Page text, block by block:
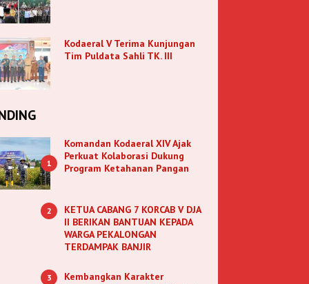
Kodaeral V Terima Kunjungan
Tim Puldata Sahli TK. III
1
Komandan Kodaeral XIV Ajak
Perkuat Kolaborasi Dukung
Program Ketahanan Pangan
2
KETUA CABANG 7 KORCAB V DJA
II BERIKAN BANTUAN KEPADA
WARGA PEKALONGAN
TERDAMPAK BANJIR
3
Kembangkan Karakter